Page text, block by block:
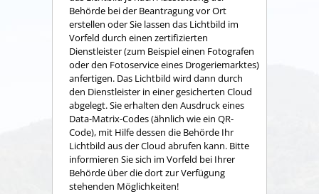
Behörde bei der Beantragung vor Ort
erstellen oder Sie lassen das Lichtbild im
Vorfeld durch einen zertifizierten
Dienstleister (zum Beispiel einen Fotografen
oder den Fotoservice eines Drogeriemarktes)
anfertigen. Das Lichtbild wird dann durch
den Dienstleister in einer gesicherten Cloud
abgelegt.Sie erhalten den Ausdruck eines
Data-Matrix-Codes (ähnlich wie ein QR-
Code), mit Hilfe dessen die Behörde Ihr
Lichtbild aus der Cloud abrufen kann. Bitte
informieren Sie sich im Vorfeld bei Ihrer
Behörde über die dort zur Verfügung
stehenden Möglichkeiten!